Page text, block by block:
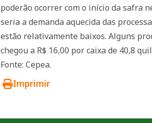
poderão ocorrer com o início da safra
seria a demanda aquecida das
estão relativamente baixos. Alguns
chegou a R$ 16,00 por caixa de 40,8
Fonte: Cepea.
Imprimir